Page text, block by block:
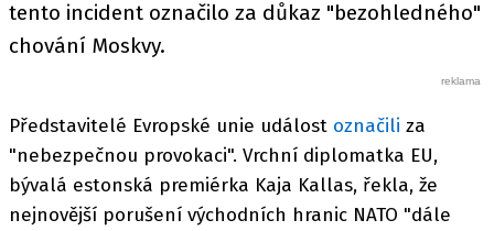
tento incident označilo za důkaz "bezohledného"
chování Moskvy.
Představitelé Evropské unie událost označili za
"nebezpečnou provokaci". Vrchní diplomatka EU,
bývalá estonská premiérka Kaja Kallas, řekla, že
nejnovější porušení východních hranic NATO "dále